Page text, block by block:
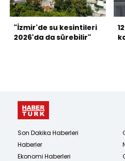
"İzmir'de su kesintileri
2026'da da sürebilir"
Son Dakika Haberleri
Haberler
Ekonomi Haberleri